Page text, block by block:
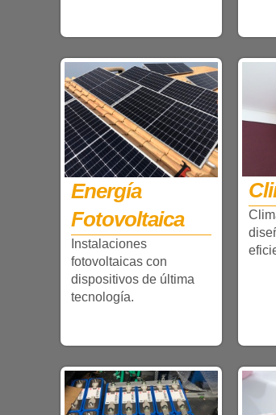
Energía
Fotovoltaica
Instalaciones
fotovoltaicas con
dispositivos de última
tecnología.